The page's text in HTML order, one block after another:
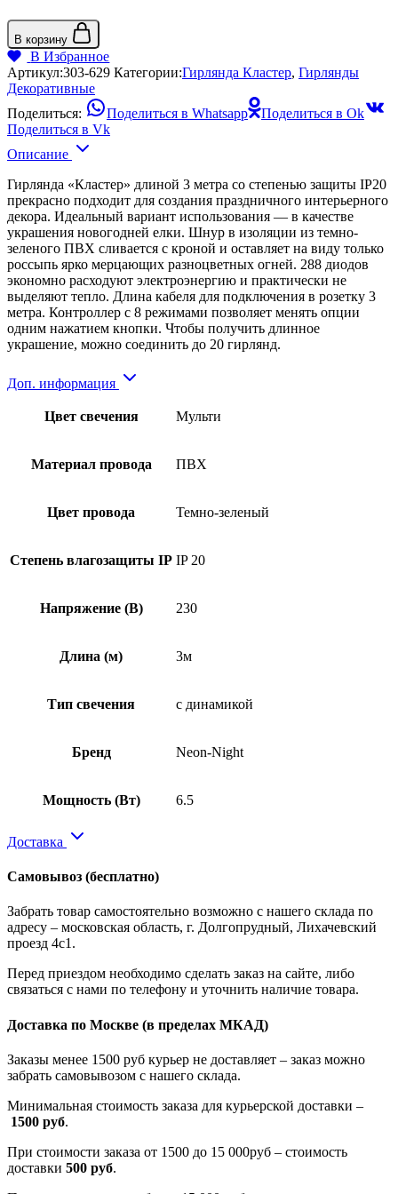
В корзину
В Избранное
Артикул:303-629 Категории:Гирлянда Кластер, Гирлянды
Декоративные
Поделиться:
Поделиться в Whatsapp
Поделиться в Ok
Поделиться в Vk
Описание
Гирлянда «Кластер» длиной 3 метра со степенью защиты IP20
прекрасно подходит для создания праздничного интерьерного
декора. Идеальный вариант использования — в качестве
украшения новогодней елки. Шнур в изоляции из темно-
зеленого ПВХ сливается с кроной и оставляет на виду только
россыпь ярко мерцающих разноцветных огней. 288 диодов
экономно расходуют электроэнергию и практически не
выделяют тепло. Длина кабеля для подключения в розетку 3
метра. Контроллер с 8 режимами позволяет менять опции
одним нажатием кнопки. Чтобы получить длинное
украшение, можно соединить до 20 гирлянд.
Доп. информация
Цвет свечения Мульти
Материал провода ПВХ
Цвет провода Темно-зеленый
Степень влагозащиты IP IP 20
Напряжение (В) 230
Длина (м) 3м
Тип свечения с динамикой
Бренд Neon-Night
Мощность (Вт) 6.5
Доставка
Самовывоз (бесплатно)
Забрать товар самостоятельно возможно с нашего склада по
адресу – московская область, г. Долгопрудный, Лихачевский
проезд 4с1.
Перед приездом необходимо сделать заказ на сайте, либо
связаться с нами по телефону и уточнить наличие товара.
Доставка по Москве (в пределах МКАД)
Заказы менее 1500 руб курьер не доставляет – заказ можно
забрать самовывозом с нашего склада.
Минимальная стоимость заказа для курьерской доставки –
1500 руб.
При стоимости заказа от 1500 до 15 000руб – стоимость
доставки 500 руб.